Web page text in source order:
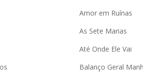
Amor em Ruínas
As Sete Marias
Até Onde Ele Vai
Balanço Geral